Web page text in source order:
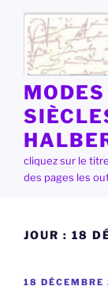
contenu
principal
cliquez sur le
des pages les
JOUR : 18
PUBLIÉ
18